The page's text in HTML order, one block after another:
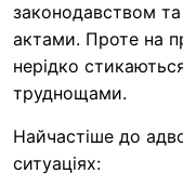
законодавством
актами. Проте на
нерідко
труднощами.
Найчастіше до
ситуаціях: